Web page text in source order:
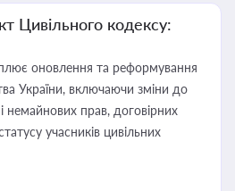
Цивільного кодексу:
оновлення та реформування
України, включаючи зміни до
немайнових прав, договірних
учасників цивільних